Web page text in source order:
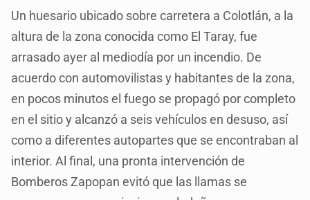
Un huesario ubicado sobre carretera a Colotlán, a la
altura de la zona conocida como El Taray, fue
arrasado ayer al mediodía por un incendio. De
acuerdo con automovilistas y habitantes de la zona,
en pocos minutos el fuego se propagó por completo
en el sitio y alcanzó a seis vehículos en desuso, así
como a diferentes autopartes que se encontraban al
interior. Al final, una pronta intervención de
Bomberos Zapopan evitó que las llamas se